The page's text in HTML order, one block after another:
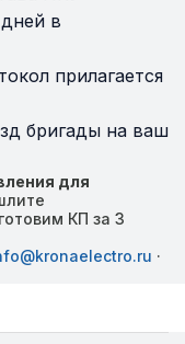
в
прилагается
бригады на ваш
для
КП за 3
·